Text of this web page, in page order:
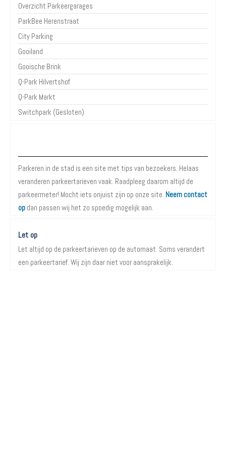
Overzicht Parkeergarages
ParkBee Herenstraat
City Parking
Gooiland
Gooische Brink
Q-Park Hilvertshof
Q-Park Markt
Switchpark (Gesloten)
Parkeren in de stad is een site met tips van bezoekers. Helaas
veranderen parkeertarieven vaak. Raadpleeg daarom altijd de
parkeermeter! Mocht iets onjuist zijn op onze site. Neem contact
op dan passen wij het zo spoedig mogelijk aan.
Let op
Let altijd op de parkeertarieven op de automaat. Soms verandert
een parkeertarief. Wij zijn daar niet voor aansprakelijk.